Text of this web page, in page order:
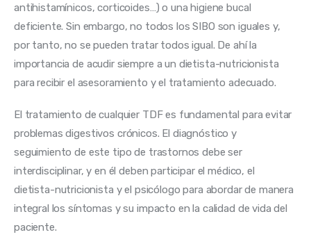
antihistamínicos, corticoides…) o una higiene bucal
deficiente. Sin embargo, no todos los SIBO son iguales y,
por tanto, no se pueden tratar todos igual. De ahí la
importancia de acudir siempre a un dietista-nutricionista
para recibir el asesoramiento y el tratamiento adecuado.
El tratamiento de cualquier TDF es fundamental para evitar
problemas digestivos crónicos. El diagnóstico y
seguimiento de este tipo de trastornos debe ser
interdisciplinar, y en él deben participar el médico, el
dietista-nutricionista y el psicólogo para abordar de manera
integral los síntomas y su impacto en la calidad de vida del
paciente.